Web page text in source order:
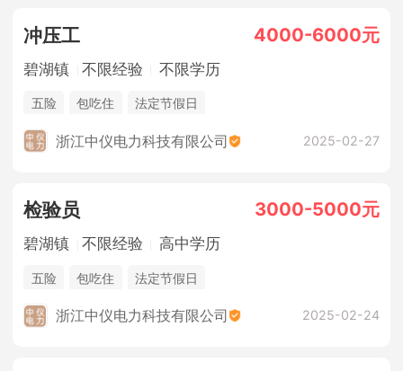
冲压工 4000-6000元
碧湖镇 不限经验 不限学历
五险 包吃住 法定节假日
浙江中仪电力科技有限公司 2025-02-27
检验员 3000-5000元
碧湖镇 不限经验 高中学历
五险 包吃住 法定节假日
浙江中仪电力科技有限公司 2025-02-24